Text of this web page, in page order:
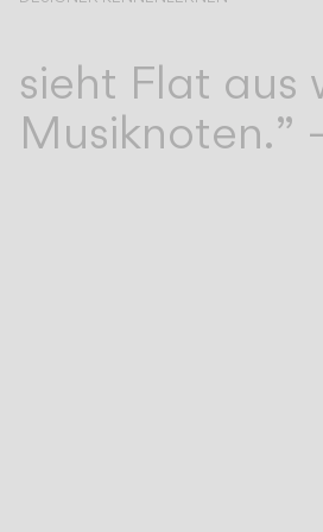
sieht Flat aus
Musiknoten.”